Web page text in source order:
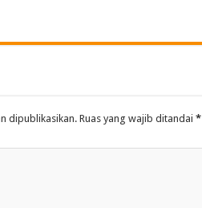
dipublikasikan. Ruas yang wajib ditandai *